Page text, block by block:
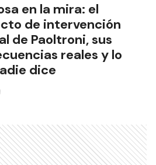
en la mira: el
de intervención
de Paoltroni, sus
reales y lo
dice